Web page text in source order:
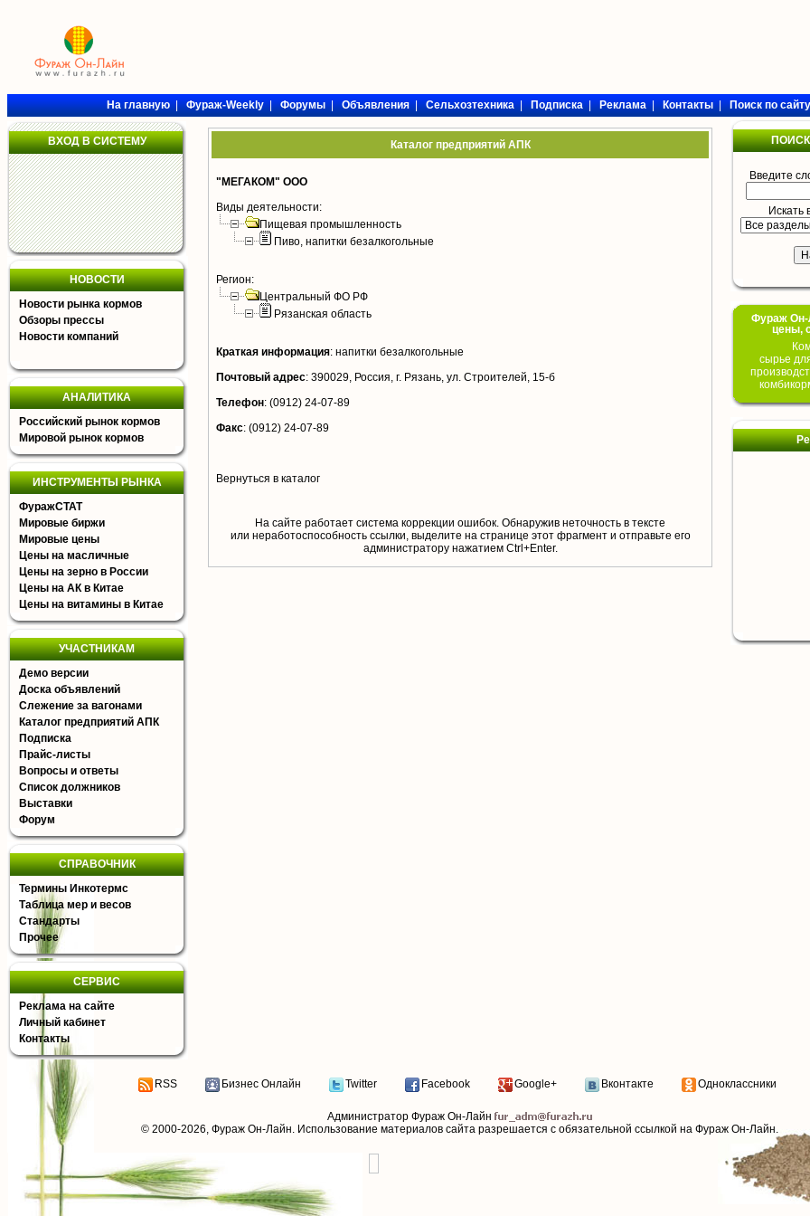
На главную|Фураж-Weekly|Форумы|Объявления|Сельхозтехника|Подписка|Реклама|Контакты|Поиск по сайту
ВХОД В СИСТЕМУ
НОВОСТИ
Новости рынка кормов
Обзоры прессы
Новости компаний
АНАЛИТИКА
Российский рынок кормов
Мировой рынок кормов
ИНСТРУМЕНТЫ РЫНКА
ФуражСТАТ
Мировые биржи
Мировые цены
Цены на масличные
Цены на зерно в России
Цены на АК в Китае
Цены на витамины в Китае
УЧАСТНИКАМ
Демо версии
Доска объявлений
Слежение за вагонами
Каталог предприятий АПК
Подписка
Прайс-листы
Вопросы и ответы
Список должников
Выставки
Форум
СПРАВОЧНИК
Термины Инкотермс
Таблица мер и весов
Стандарты
Прочее
СЕРВИС
Реклама на сайте
Личный кабинет
Контакты
Каталог предприятий АПК
"МЕГАКОМ" ООО
Виды деятельности:
Пищевая промышленность
Пиво, напитки безалкогольные
Регион:
Центральный ФО РФ
Рязанская область
Краткая информация: напитки безалкогольные
Почтовый адрес: 390029, Россия, г. Рязань, ул. Строителей, 15-б
Телефон: (0912) 24-07-89
Факс: (0912) 24-07-89
Вернуться в каталог
На сайте работает система коррекции ошибок. Обнаружив неточность в тексте
или неработоспособность ссылки, выделите на странице этот фрагмент и отправьте его
aдминистратору нажатием Ctrl+Enter.
Введите
Искать
Фураж Он-
цены,
сырье
RSS Бизнес Онлайн Twitter Facebook Google+ Вконтакте Одноклассники
Администратор Фураж Он-Лайн
© 2000-2026, Фураж Он-Лайн. Использование материалов сайта разрешается с обязательной ссылкой на Фураж Он-Лайн.